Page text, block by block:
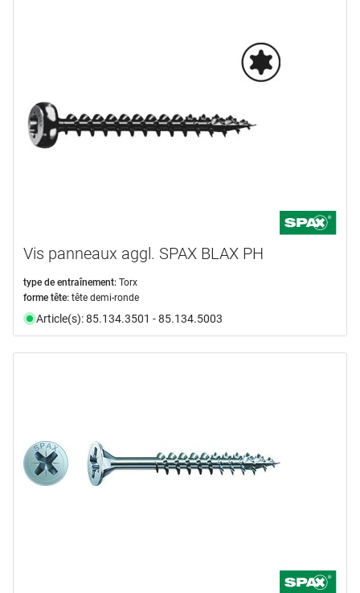
Vis panneaux aggl. SPAX BLAX PH
type de entraînement: Torx
forme tête: tête demi-ronde
Article(s): 85.134.3501 - 85.134.5003